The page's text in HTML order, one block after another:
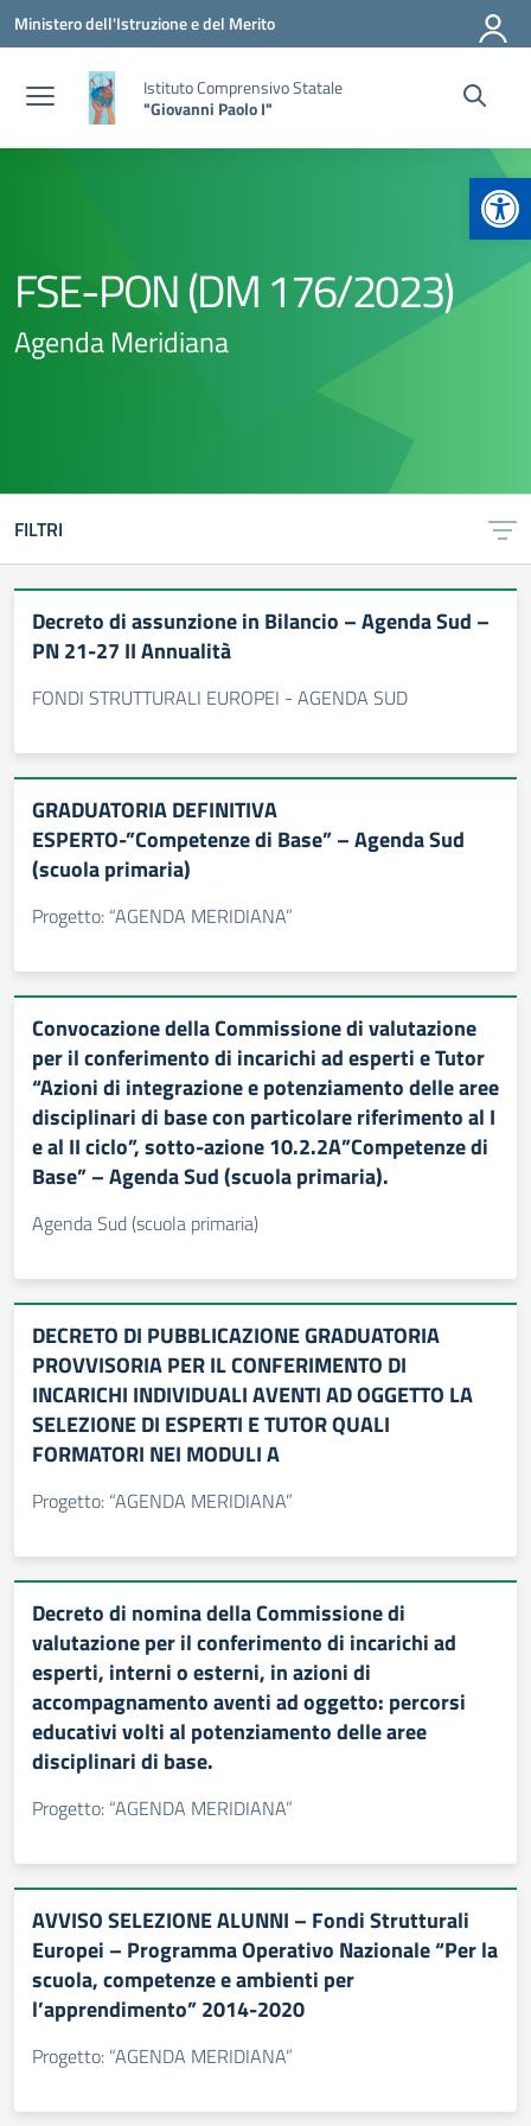
Vai ai contenuti
Vai al menu di navigazione
Vai al footer
Ministero dell'Istruzione e del Merito
Istituto Comprensivo Statale
"Giovanni Paolo I"
FSE-PON (DM 176/2023)
Agenda Meridiana
FILTRI
Decreto di assunzione in Bilancio – Agenda Sud –
PN 21-27 II Annualità
FONDI STRUTTURALI EUROPEI - AGENDA SUD
GRADUATORIA DEFINITIVA
ESPERTO-”Competenze di Base” – Agenda Sud
(scuola primaria)
Progetto: “AGENDA MERIDIANA”
Convocazione della Commissione di valutazione
per il conferimento di incarichi ad esperti e Tutor
“Azioni di integrazione e potenziamento delle aree
disciplinari di base con particolare riferimento al I
e al II ciclo”, sotto-azione 10.2.2A”Competenze di
Base” – Agenda Sud (scuola primaria).
Agenda Sud (scuola primaria)
DECRETO DI PUBBLICAZIONE GRADUATORIA
PROVVISORIA PER IL CONFERIMENTO DI
INCARICHI INDIVIDUALI AVENTI AD OGGETTO LA
SELEZIONE DI ESPERTI E TUTOR QUALI
FORMATORI NEI MODULI A
Progetto: “AGENDA MERIDIANA”
Decreto di nomina della Commissione di
valutazione per il conferimento di incarichi ad
esperti, interni o esterni, in azioni di
accompagnamento aventi ad oggetto: percorsi
educativi volti al potenziamento delle aree
disciplinari di base.
Progetto: “AGENDA MERIDIANA”
AVVISO SELEZIONE ALUNNI – Fondi Strutturali
Europei – Programma Operativo Nazionale “Per la
scuola, competenze e ambienti per
l’apprendimento” 2014-2020
Progetto: “AGENDA MERIDIANA”